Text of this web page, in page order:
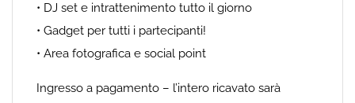
• DJ set e intrattenimento tutto il giorno
• Gadget per tutti i partecipanti!
• Area fotografica e social point
Ingresso a pagamento – l’intero ricavato sarà